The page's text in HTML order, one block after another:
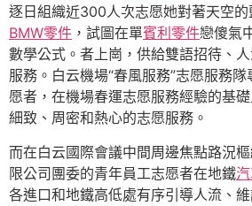
逐日組織近300人次志愿她對著天空
BMW零件 ，試圖在單賓利零件戀傻氣
數學公式。者上崗，供給雙語招待、
服務。白云機場“春風服務”志愿服務
愿者，在機場春運志愿服務經驗的基
細致、周密和熱心的志愿服務。
而在白云國際會議中間周邊焦點路況
限公司團委的青年員工志愿者在地鐵
各進口和地鐵高低處有序引導人流、